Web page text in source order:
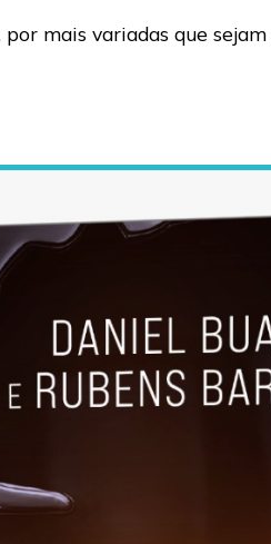
mais variadas que